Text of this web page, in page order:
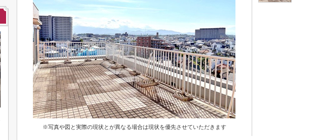
※写真や図と実際の現状とが異なる場合は現状を優先させていただきます